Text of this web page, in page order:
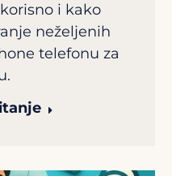
i kako
neželjenih
telefonu za